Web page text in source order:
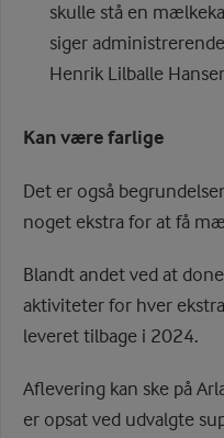
skulle stå en
siger
Henrik Lilballe
Kan være farlige
Det er også
noget ekstra for at få
Blandt andet ved at
aktiviteter for hver
leveret tilbage i 2024.
Aflevering kan ske på
er opsat ved udvalgte